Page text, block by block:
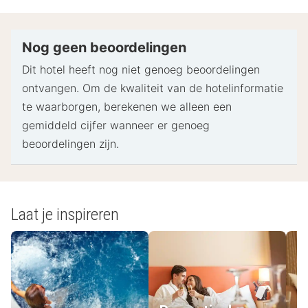
pinpas of borgsom in contanten te verstrekken
Speciale verzoeken worden onder voorbehoud van
beschikbaarheid bij het inchecken ingewilligd.
Hiervoor kunnen extra kosten in rekening worden
gebracht. Speciale verzoeken kunnen niet worden
gegarandeerd.
- Speciale instructies:
Je ontvangt informatie over het ophalen van de
sleutel.
- Uitchecken: 11:00
- Toeslagen:
Nog geen beoordelingen
Dit hotel heeft nog niet genoeg beoordelingen
ontvangen. Om de kwaliteit van de hotelinformatie
te waarborgen, berekenen we alleen een
gemiddeld cijfer wanneer er genoeg
beoordelingen zijn.
Laat je inspireren